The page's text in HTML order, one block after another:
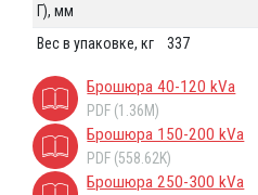
Г), мм
Вес в упаковке, кг 337
Брошюра 40-120 kVa
PDF (1.36M)
Брошюра 150-200 kVa
PDF (558.62K)
Брошюра 250-300 kVa